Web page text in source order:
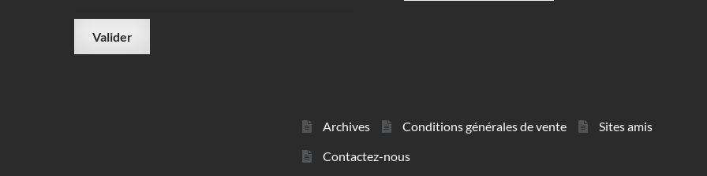
Archives Conditions générales de vente
Sites amis
Contactez-nous